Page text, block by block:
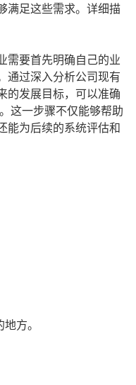
满足这些需求。详细描
需要首先明确自己的业
通过深入分析公司现有
的发展目标，可以准确
这一步骤不仅能够帮助
能为后续的系统评估和
方。